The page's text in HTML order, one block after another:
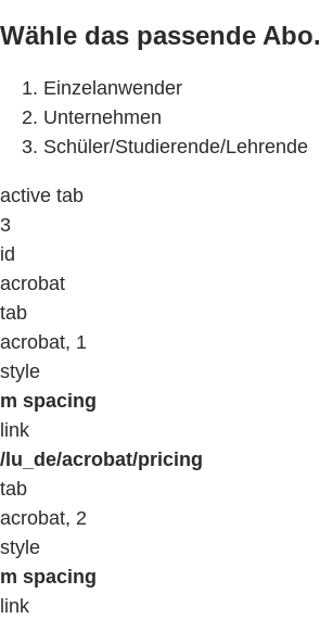
Wähle das passende Abo.
Einzelanwender
Unternehmen
Schüler/Studierende/Lehrende
active tab
3
id
acrobat
tab
acrobat, 1
style
m spacing
link
/lu_de/acrobat/pricing
tab
acrobat, 2
style
m spacing
link